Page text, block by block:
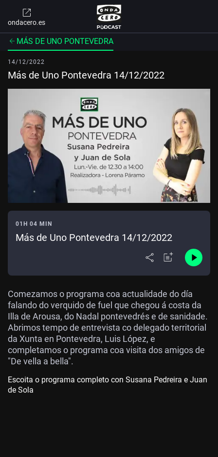
ondacero.es
MÁS DE UNO PONTEVEDRA
14/12/2022
Más de Uno Pontevedra 14/12/2022
01H 04 MIN
Más de Uno Pontevedra 14/12/2022
Comezamos o programa coa actualidade do día
falando do verquido de fuel que chegou á costa da
Illa de Arousa, do Nadal pontevedrés e de sanidade.
Abrimos tempo de entrevista co delegado territorial
da Xunta en Pontevedra, Luis López, e
completamos o programa coa visita dos amigos de
"De vella a bella".
Escoita o programa completo con Susana Pedreira e Juan
de Sola